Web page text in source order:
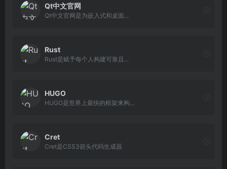
Qt中文官网
Qt中文官网是为嵌入式和桌面...
Rust
Rust是赋予每个人构建可靠且...
HUGO
HUGO是世界上最快的框架来构...
Cret
Cret是CSS3箭头代码生成器